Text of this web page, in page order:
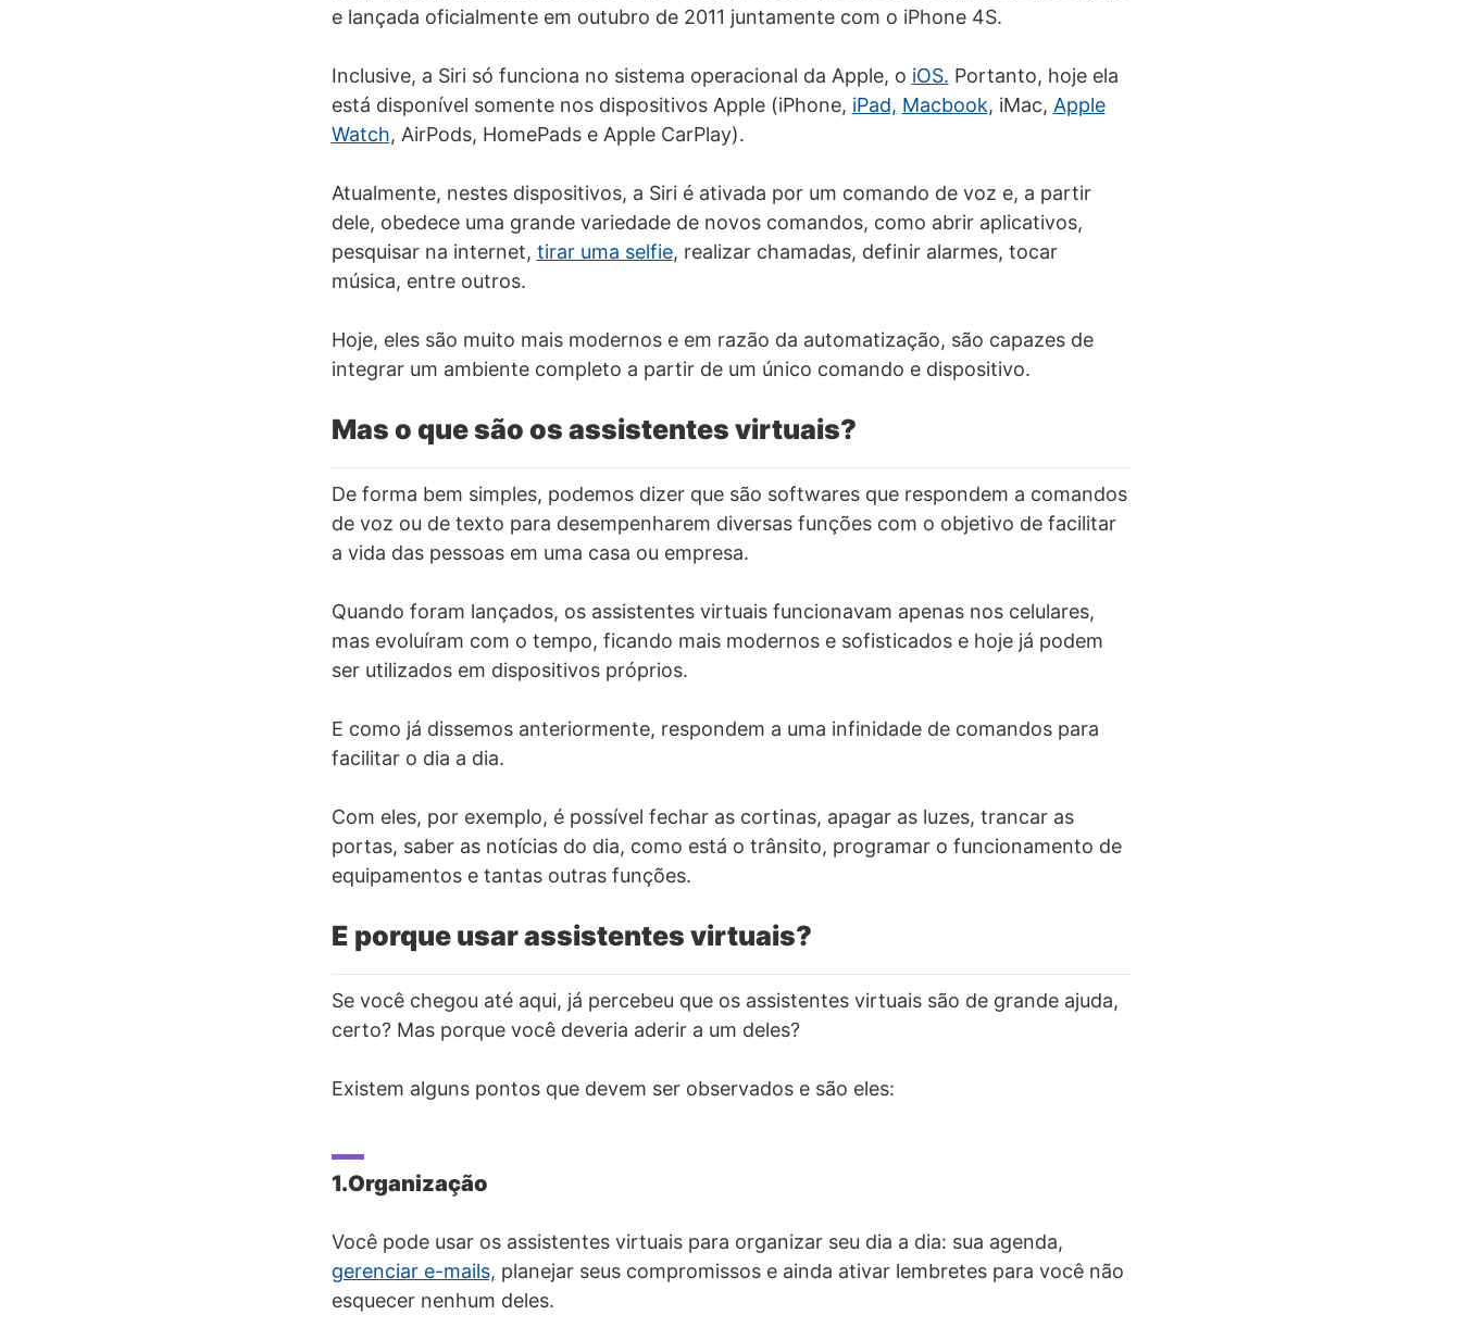
e lançada oficialmente em outubro de 2011 juntamente com o iPhone 4S.
Inclusive, a Siri só funciona no sistema operacional da Apple, o iOS. Portanto, hoje ela
está disponível somente nos dispositivos Apple (iPhone, iPad, Macbook, iMac, Apple
Watch, AirPods, HomePads e Apple CarPlay).
Atualmente, nestes dispositivos, a Siri é ativada por um comando de voz e, a partir
dele, obedece uma grande variedade de novos comandos, como abrir aplicativos,
pesquisar na internet, tirar uma selfie, realizar chamadas, definir alarmes, tocar
música, entre outros.
Hoje, eles são muito mais modernos e em razão da automatização, são capazes de
integrar um ambiente completo a partir de um único comando e dispositivo.
Mas o que são os assistentes virtuais?
De forma bem simples, podemos dizer que são softwares que respondem a comandos
de voz ou de texto para desempenharem diversas funções com o objetivo de facilitar
a vida das pessoas em uma casa ou empresa.
Quando foram lançados, os assistentes virtuais funcionavam apenas nos celulares,
mas evoluíram com o tempo, ficando mais modernos e sofisticados e hoje já podem
ser utilizados em dispositivos próprios.
E como já dissemos anteriormente, respondem a uma infinidade de comandos para
facilitar o dia a dia.
Com eles, por exemplo, é possível fechar as cortinas, apagar as luzes, trancar as
portas, saber as notícias do dia, como está o trânsito, programar o funcionamento de
equipamentos e tantas outras funções.
E porque usar assistentes virtuais?
Se você chegou até aqui, já percebeu que os assistentes virtuais são de grande ajuda,
certo? Mas porque você deveria aderir a um deles?
Existem alguns pontos que devem ser observados e são eles:
1.Organização
Você pode usar os assistentes virtuais para organizar seu dia a dia: sua agenda,
gerenciar e-mails, planejar seus compromissos e ainda ativar lembretes para você não
esquecer nenhum deles.